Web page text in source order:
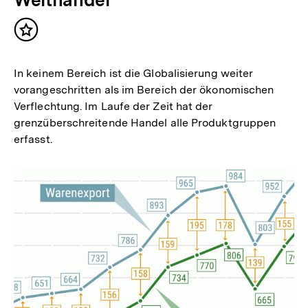
Inhalt
In keinem Bereich ist die Globalisierung weiter
vorangeschritten als im Bereich der ökonomischen
Verflechtung. Im Laufe der Zeit hat der
grenzüberschreitende Handel alle Produktgruppen
erfasst.